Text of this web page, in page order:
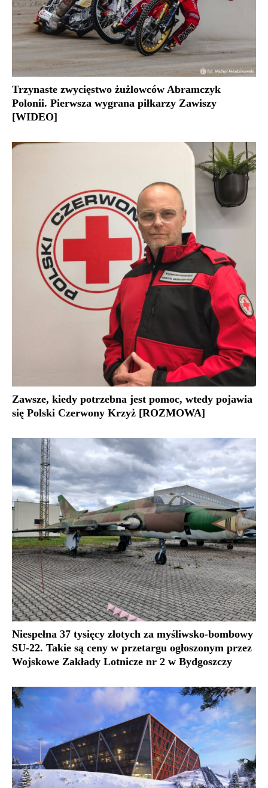
Trzynaste zwycięstwo żużlowców Abramczyk
Polonii. Pierwsza wygrana piłkarzy Zawiszy
[WIDEO]
Zawsze, kiedy potrzebna jest pomoc, wtedy pojawia
się Polski Czerwony Krzyż [ROZMOWA]
Niespełna 37 tysięcy złotych za myśliwsko-bombowy
SU-22. Takie są ceny w przetargu ogłoszonym przez
Wojskowe Zakłady Lotnicze nr 2 w Bydgoszczy